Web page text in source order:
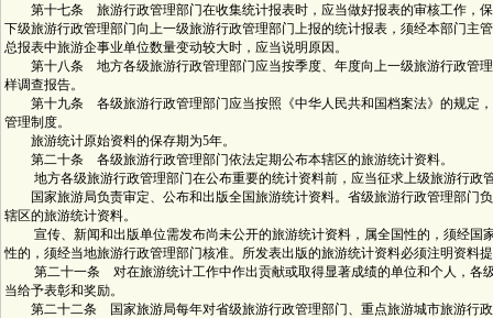
第十七条 旅游行政管理部门在收集统计报表时，应当做好报表的审核工作，保
下级旅游行政管理部门向上一级旅游行政管理部门上报的统计报表，须经本部门主
总报表中旅游企事业单位数量变动较大时，应当说明原因。
第十八条 地方各级旅游行政管理部门应当按季度、年度向上一级旅游行政管理
样调查报告。
第十九条 各级旅游行政管理部门应当按照《中华人民共和国档案法》的规定，
管理制度。
旅游统计原始资料的保存期为5年。
第二十条 各级旅游行政管理部门依法定期公布本辖区的旅游统计资料。
地方各级旅游行政管理部门在公布重要的统计资料前，应当征求上级旅游行政
国家旅游局负责审定、公布和出版全国旅游统计资料。省级旅游行政管理部门
辖区的旅游统计资料。
宣传、新闻和出版单位需发布尚未公开的旅游统计资料，属全国性的，须经国
性的，须经当地旅游行政管理部门核准。所发表出版的旅游统计资料必须注明资料
第二十一条 对在旅游统计工作中作出贡献或取得显著成绩的单位和个人，各
当给予表彰和奖励。
第二十二条 国家旅游局每年对省级旅游行政管理部门、重点旅游城市旅游行政